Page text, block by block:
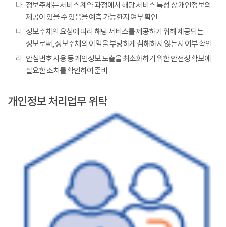
나. 정보주체는 서비스 계약 과정에서 해당 서비스 특성 상 개인정보의
제공이 있을 수 있음을 예측 가능한지 여부 확인
다. 정보주체의 요청에 따라 해당 서비스를 제공하기 위해 제공되는
정보로써, 정보주체의 이익을 부당하게 침해하지 않는지 여부 확인
라. 안심번호 사용 등 개인정보 노출을 최소화하기 위한 안전성 확보에
필요한 조치를 확인하여 준비
개인정보 처리업무 위탁